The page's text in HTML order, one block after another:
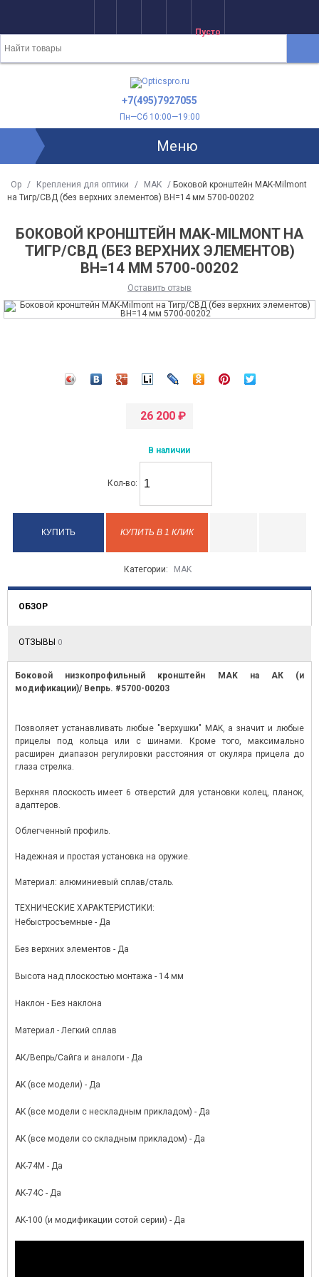
Пусто
+7(495)7927055
Пн—Сб 10:00—19:00
Меню
Op / Крепления для оптики / MAK / Боковой кронштейн MAK-Milmont
на Тигр/СВД (без верхних элементов) BH=14 мм 5700-00202
БОКОВОЙ КРОНШТЕЙН MAK-MILMONT НА
ТИГР/СВД (БЕЗ ВЕРХНИХ ЭЛЕМЕНТОВ)
BH=14 ММ 5700-00202
Оставить отзыв
26 200 ₽
В наличии
Кол-во:
КУПИТЬ В 1 КЛИК
Категории: MAK
ОБЗОР
ОТЗЫВЫ 0
Боковой низкопрофильный кронштейн MAK на АК (и
модификации)/ Вепрь. #5700-00203
Позволяет устанавливать любые "верхушки" MAK, а значит и любые
прицелы под кольца или с шинами. Кроме того, максимально
расширен диапазон регулировки расстояния от окуляра прицела до
глаза стрелка.
Верхняя плоскость имеет 6 отверстий для установки колец, планок,
адаптеров.
Облегченный профиль.
Надежная и простая установка на оружие.
Материал: алюминиевый сплав/сталь.
ТЕХНИЧЕСКИЕ ХАРАКТЕРИСТИКИ:
Небыстросъемные - Да
Без верхних элементов - Да
Высота над плоскостью монтажа - 14 мм
Наклон - Без наклона
Материал - Легкий сплав
АК/Вепрь/Сайга и аналоги - Да
AK (все модели) - Да
AK (все модели с нескладным прикладом) - Да
AK (все модели со складным прикладом) - Да
AK-74М - Да
AK-74С - Да
AK-100 (и модификации сотой серии) - Да